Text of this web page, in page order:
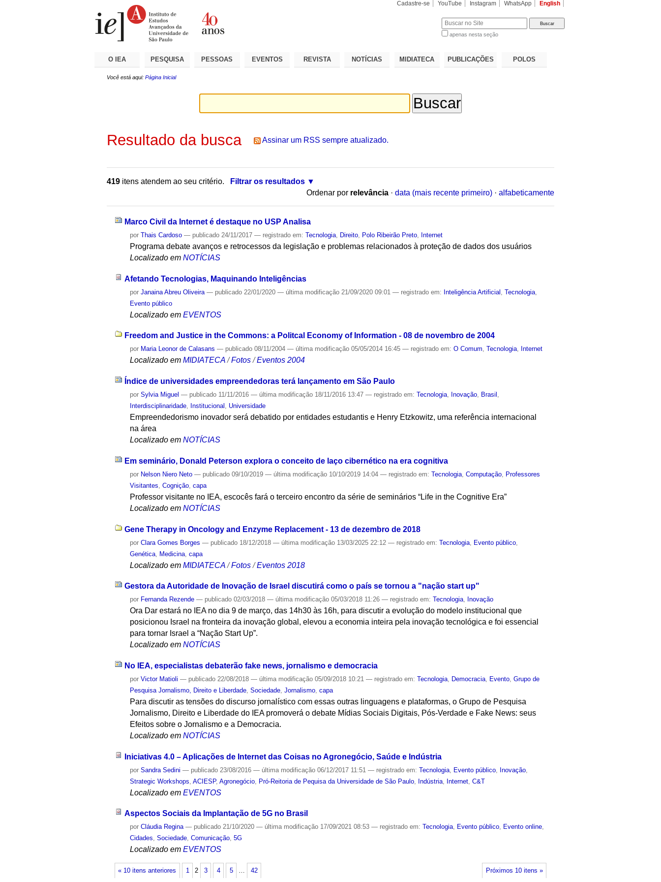
Cadastre-se YouTube Instagram WhatsApp English
apenas nesta seção
O IEA PESQUISA PESSOAS EVENTOS REVISTA NOTÍCIAS MIDIATECA PUBLICAÇÕES POLOS
Você está aqui: Página Inicial
Resultado da busca Assinar um RSS sempre atualizado.
419 itens atendem ao seu critério.
Filtrar os resultados
Ordenar por relevância · data (mais recente primeiro) · alfabeticamente
Marco Civil da Internet é destaque no USP Analisa
porThais Cardoso — publicado 24/11/2017— registrado em:Tecnologia Direito Polo Ribeirão Preto Internet
Programa debate avanços e retrocessos da legislação e problemas relacionados à proteção de dados dos usuários
Localizado em NOTÍCIAS
Afetando Tecnologias, Maquinando Inteligências
porJanaina Abreu Oliveira — publicado 22/01/2020— última modificação 21/09/2020 09:01— registrado em: Inteligência Artificial ,Tecnologia
Evento público
Localizado em EVENTOS
Freedom and Justice in the Commons: a Politcal Economy of Information - 08 de novembro de 2004
por Maria Leonor de Calasans — publicado 08/11/2004— última modificação 05/05/2014 16:45— registrado em:O Comum,Tecnologia, Internet
Localizado em MIDIATECA /Fotos /Eventos 2004
Índice de universidades empreendedoras terá lançamento em São Paulo
porSylvia Miguel — publicado 11/11/2016— última modificação 18/11/2016 13:47— registrado em:Tecnologia, Inovação, Brasil ,
Interdisciplinaridade, Institucional , Universidade
Empreendedorismo inovador será debatido por entidades estudantis e Henry Etzkowitz, uma referência internacional
na área
Localizado em NOTÍCIAS
Em seminário, Donald Peterson explora o conceito de laço cibernético na era cognitiva
por Nelson Niero Neto — publicado 09/10/2019— última modificação 10/10/2019 14:04— registrado em:Tecnologia ,Computação
Professores
Visitantes ,Cognição ,capa
Professor visitante no IEA, escocês fará o terceiro encontro da série de seminários “Life in the Cognitive Era”
Localizado em NOTÍCIAS
Gene Therapy in Oncology and Enzyme Replacement - 13 de dezembro de 2018
porClara Gomes Borges — publicado 18/12/2018— última modificação 13/03/2025 22:12— registrado em:Tecnologia Evento público
Genética Medicina ,capa
Localizado em MIDIATECA /Fotos /Eventos 2018
Gestora da Autoridade de Inovação de Israel discutirá como o país se tornou a "nação start up"
por Fernanda Rezende — publicado 02/03/2018— última modificação 05/03/2018 11:26— registrado em:Tecnologia, Inovação
Ora Dar estará no IEA no dia 9 de março, das 14h30 às 16h, para discutir a evolução do modelo institucional que
posicionou Israel na fronteira da inovação global, elevou a economia inteira pela inovação tecnológica e foi essencial
para tornar Israel a “Nação Start Up”.
Localizado em NOTÍCIAS
No IEA, especialistas debaterão fake news, jornalismo e democracia
porVictor Matioli — publicado 22/08/2018— última modificação 05/09/2018 10:21— registrado em:Tecnologia Democracia Evento ,Grupo de
Pesquisa Jornalismo, Direito e Liberdade ,Sociedade ,Jornalismo ,capa
Para discutir as tensões do discurso jornalístico com essas outras linguagens e plataformas, o Grupo de Pesquisa
Jornalismo, Direito e Liberdade do IEA promoverá o debate Mídias Sociais Digitais, Pós-Verdade e Fake News: seus
Efeitos sobre o Jornalismo e a Democracia.
Localizado em NOTÍCIAS
Iniciativas 4.0 – Aplicações de Internet das Coisas no Agronegócio, Saúde e Indústria
porSandra Sedini — publicado 23/08/2016— última modificação 06/12/2017 11:51— registrado em:Tecnologia Evento público Inovação
Strategic Workshops ,ACIESP,Agronegócio Pró-Reitoria de Pequisa da Universidade de São Paulo Indústria Internet ,C&T
Localizado em EVENTOS
Aspectos Sociais da Implantação de 5G no Brasil
porCláudia Regina — publicado 21/10/2020— última modificação 17/09/2021 08:53— registrado em:Tecnologia, Evento público, Evento online,
Cidades,Sociedade,Comunicação,5G
Localizado em EVENTOS
« 10 itens anteriores Próximos 10 itens »
1 2 3 4 5 42